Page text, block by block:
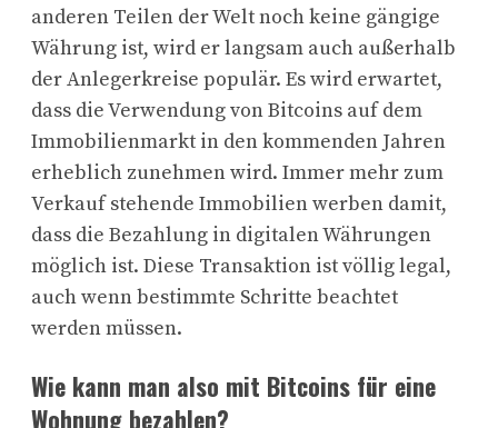
anderen Teilen der Welt noch keine gängige
Währung ist, wird er langsam auch außerhalb
der Anlegerkreise populär. Es wird erwartet,
dass die Verwendung von Bitcoins auf dem
Immobilienmarkt in den kommenden Jahren
erheblich zunehmen wird. Immer mehr zum
Verkauf stehende Immobilien werben damit,
dass die Bezahlung in digitalen Währungen
möglich ist. Diese Transaktion ist völlig legal,
auch wenn bestimmte Schritte beachtet
werden müssen.
Wie kann man also mit Bitcoins für eine
Wohnung bezahlen?